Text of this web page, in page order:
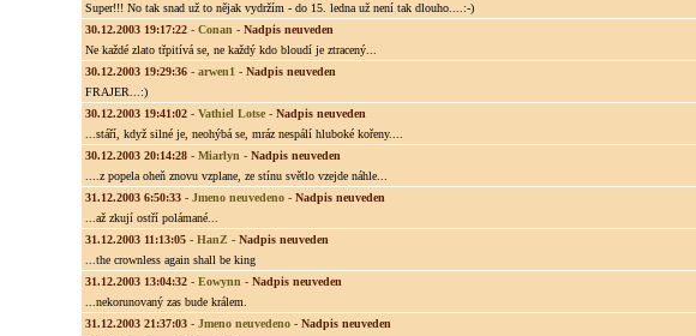
Super!!! No tak snad už to nějak vydržím - do 15. ledna už není tak dlouho....:-)
30.12.2003 19:17:22- Conan - Nadpis neuveden
Ne každé zlato třpitívá se, ne každý kdo bloudí je ztracený...
30.12.2003 19:29:36- arwen1 - Nadpis neuveden
FRAJER...:)
30.12.2003 19:41:02- Vathiel Lotse- Nadpis neuveden
...stáří, když silné je, neohýbá se, mráz nespálí hluboké kořeny....
30.12.2003 20:14:28- Miarlyn - Nadpis neuveden
....z popela oheň znovu vzplane, ze stínu světlo vzejde náhle...
31.12.2003 6:50:33- Jmeno neuvedeno- Nadpis neuveden
...až zkují ostří polámané...
31.12.2003 11:13:05- HanZ - Nadpis neuveden
...the crownless again shall be king
31.12.2003 13:04:32- Eowynn - Nadpis neuveden
...nekorunovaný zas bude králem.
31.12.2003 21:37:03- Jmeno neuvedeno- Nadpis neuveden